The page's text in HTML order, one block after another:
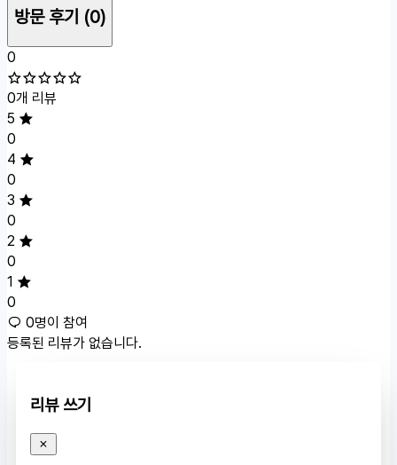
방문 후기 (0)
0
0개 리뷰
5
0
4
0
3
0
2
0
1
0
0명이 참여
등록된 리뷰가 없습니다.
리뷰 쓰기